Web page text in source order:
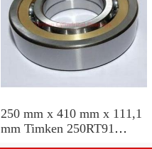
250 mm x 410 mm x 111,1
mm Timken 250RT91